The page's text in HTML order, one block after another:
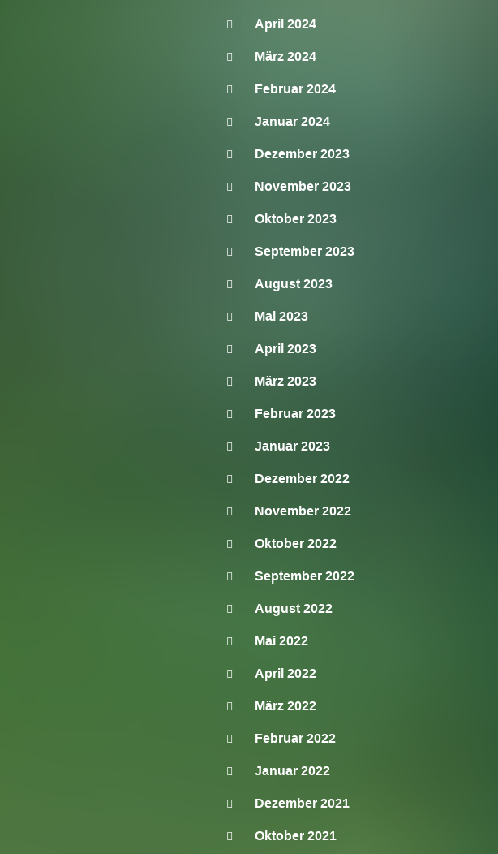
April 2024
März 2024
Februar 2024
Januar 2024
Dezember 2023
November 2023
Oktober 2023
September 2023
August 2023
Mai 2023
April 2023
März 2023
Februar 2023
Januar 2023
Dezember 2022
November 2022
Oktober 2022
September 2022
August 2022
Mai 2022
April 2022
März 2022
Februar 2022
Januar 2022
Dezember 2021
Oktober 2021